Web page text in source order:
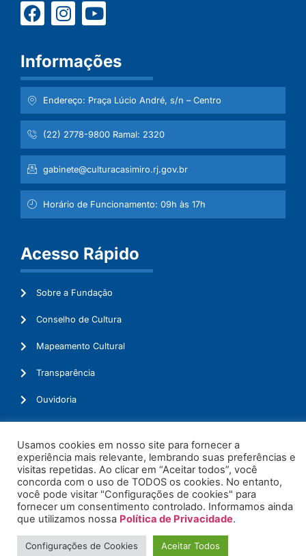
Informações
Endereço: Praça Lúcio André, s/n – Centro
(22) 2778-9800 Ramal: 2320
gabinete@culturacasimiro.rj.gov.br
Horário de Funcionamento: 09h às 17h
Acesso Rápido
Sobre a Fundação
Conselho de Cultura
Mapeamento Cultural
Transparência
Ouvidoria
© 2026. Todos os Direitos Reservados.
Usamos cookies em nosso site para fornecer a
experiência mais relevante, lembrando suas preferências e
visitas repetidas. Ao clicar em “Aceitar todos”, você
concorda com o uso de TODOS os cookies. No entanto,
você pode visitar "Configurações de cookies" para
fornecer um consentimento controlado. Informamos ainda
que utilizamos nossa Política de Privacidade.
Configurações de Cookies Aceitar Todos